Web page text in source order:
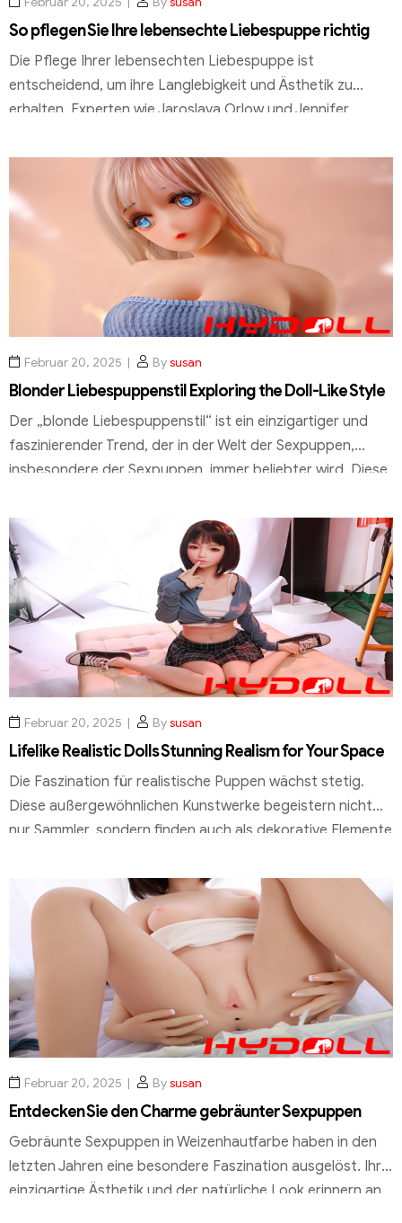
So pflegen Sie Ihre lebensechte Liebespuppe richtig
Die Pflege Ihrer lebensechten Liebespuppe ist
entscheidend, um ihre Langlebigkeit und Ästhetik zu
erhalten. Experten wie Jaroslava Orlow und Jennifer
unerlässlich ist, um das realistische Gefühl und die
natürliche Materialbeschaffenheit zu bewahren. Ein
zentraler Aspekt ist der Einsatz von wasserbasierten
Gleitmitteln, die das Gefühl verbessern und die
Haltbarkeit der […]
Februar 20, 2025 Bysusan
Blonder Liebespuppenstil Exploring the Doll-Like Style
Der „blonde Liebespuppenstil“ ist ein einzigartiger und
faszinierender Trend, der in der Welt der Sexpuppen,
insbesondere der Sexpuppen, immer beliebter wird. Diese
einer atemberaubenden Ästhetik, die sich in großen
Brüsten, harmonischen Proportionen und einem
natürlichen Aussehen widerspiegelt. Hochwertige
Materialien wie TPE und Silikon sorgen für eine realistische
und ansprechende Oberfläche. […]
Februar 20, 2025 Bysusan
Lifelike Realistic Dolls Stunning Realism for Your Space
Die Faszination für realistische Puppen wächst stetig.
Diese außergewöhnlichen Kunstwerke begeistern nicht
nur Sammler, sondern finden auch als dekorative Elemente
einzigartig macht, ist die Kombination aus hochwertigen
Materialien und detailgetreuer Verarbeitung. Jede
„Reborn Baby“-Puppe ist ein Meisterwerk, das den
Betrachter mit ihrer realitätsnahen Ästhetik begeistert.
Hersteller wie […]
Februar 20, 2025 Bysusan
Entdecken Sie den Charme gebräunter Sexpuppen
Gebräunte Sexpuppen in Weizenhautfarbe haben in den
letzten Jahren eine besondere Faszination ausgelöst. Ihre
einzigartige Ästhetik und der natürliche Look erinnern an